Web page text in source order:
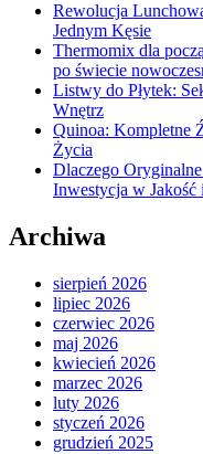
Rewolucja
Jednym Kęsie
Thermomix dla
po świecie
Listwy do Płytek:
Wnętrz
Quinoa: Kompletne
Życia
Dlaczego
Inwestycja w Jakość
Archiwa
sierpień 2026
lipiec 2026
czerwiec 2026
maj 2026
kwiecień 2026
marzec 2026
luty 2026
styczeń 2026
grudzień 2025